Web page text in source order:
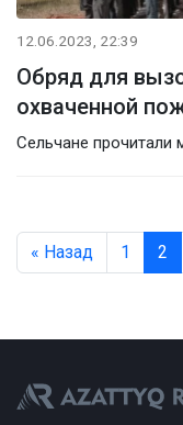
12.06.2023, 22:39
Обряд для
охваченной
Сельчане прочитали
« Назад 1 2